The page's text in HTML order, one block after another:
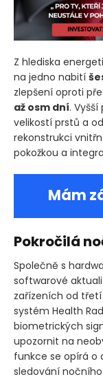
Z hlediska
na jedno nabití
zlepšení oproti
až osm dní.
velikostí prstů a
rekonstrukci
pokožkou a
Mám
Pokročilá
Společně s
softwarové
zařízeních od
systém Health
biometrických
upozornit na
funkce se opírá o
sledování